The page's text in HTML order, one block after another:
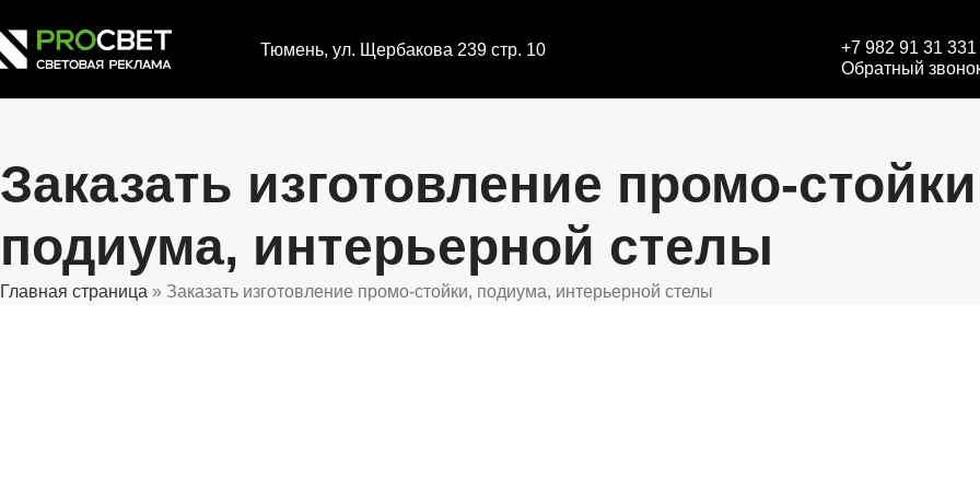
Тюмень, ул. Щербакова 239 стр. 10
+7 982 91 31 331
Обратный
Заказать изготовление промо-
подиума, интерьерной стелы
Главная страница » Заказать изготовление промо-стойки, подиума, интерьерной стелы